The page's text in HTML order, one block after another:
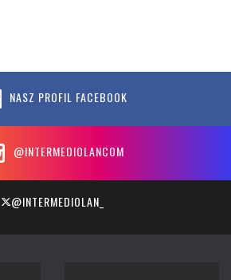
NASZ PROFIL FACEBOOK
@INTERMEDIOLANCOM
@INTERMEDIOLAN_